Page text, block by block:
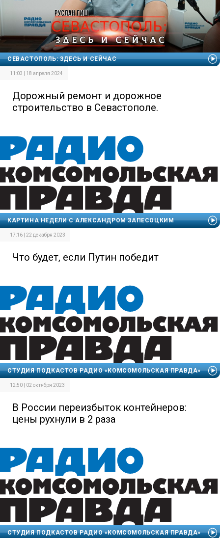
СЕВАСТОПОЛЬ: ЗДЕСЬ И СЕЙЧАС
11:03 | 18 апреля 2024
Дорожный ремонт и дорожное
строительство в Севастополе.
КАРТИНА НЕДЕЛИ С АЛЕКСАНДРОМ ЗАПЕСОЦКИМ
17:16 | 22 декабря 2023
Что будет, если Путин победит
СТУДИЯ ПОДКАСТОВ РАДИО «КОМСОМОЛЬСКАЯ ПРАВДА»
12:50 | 02 октября 2023
В России переизбыток контейнеров:
цены рухнули в 2 раза
СТУДИЯ ПОДКАСТОВ РАДИО «КОМСОМОЛЬСКАЯ ПРАВДА»